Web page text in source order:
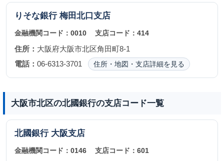
りそな銀行 梅田北口支店
金融機関コード： 0010 支店コード：414
住所： 大阪府大阪市北区角田町8-1
電話： 06-6313-3701 住所・地図・支店詳細を見る
大阪市北区の北國銀行の支店コード一覧
北國銀行 大阪支店
金融機関コード： 0146 支店コード：601